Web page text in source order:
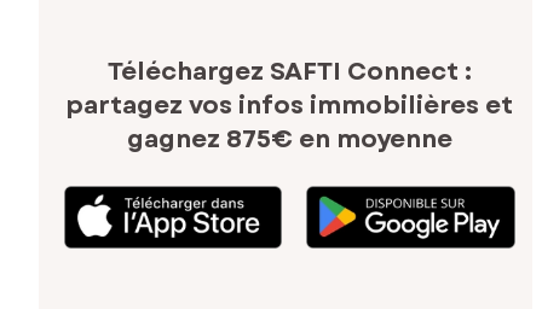
Téléchargez SAFTI Connect :
partagez vos infos immobilières et
gagnez 875€ en moyenne